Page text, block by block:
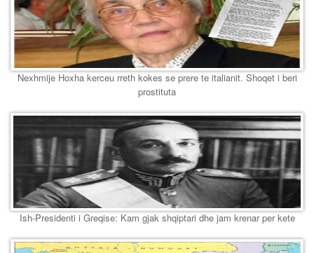
Nexhmije Hoxha kerceu rreth kokes se prere te italianit. Shoqet i beri
prostituta
Ish-Presidenti i Greqise: Kam gjak shqiptari dhe jam krenar per kete